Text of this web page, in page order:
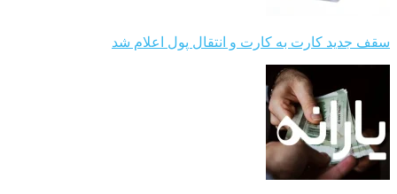
سقف جدید کارت به کارت و انتقال پول اعلام شد